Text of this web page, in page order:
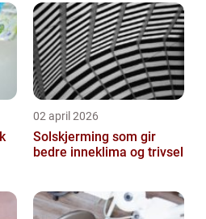
02 april 2026
Solskjerming som gir
bedre inneklima og trivsel